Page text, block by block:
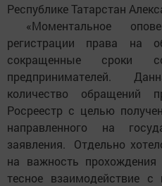
Республике Татарстан
«Моментальное
регистрации права на
сокращенные сроки
предпринимателей.
количество обращений
Росреестр с целью
направленного на
заявления. Отдельно
на важность
тесное взаимодействие с